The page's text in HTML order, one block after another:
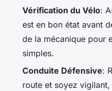
Vérification du Vélo:
est en bon état avant
de la mécanique pour
simples.
Conduite Défensive:
route et soyez